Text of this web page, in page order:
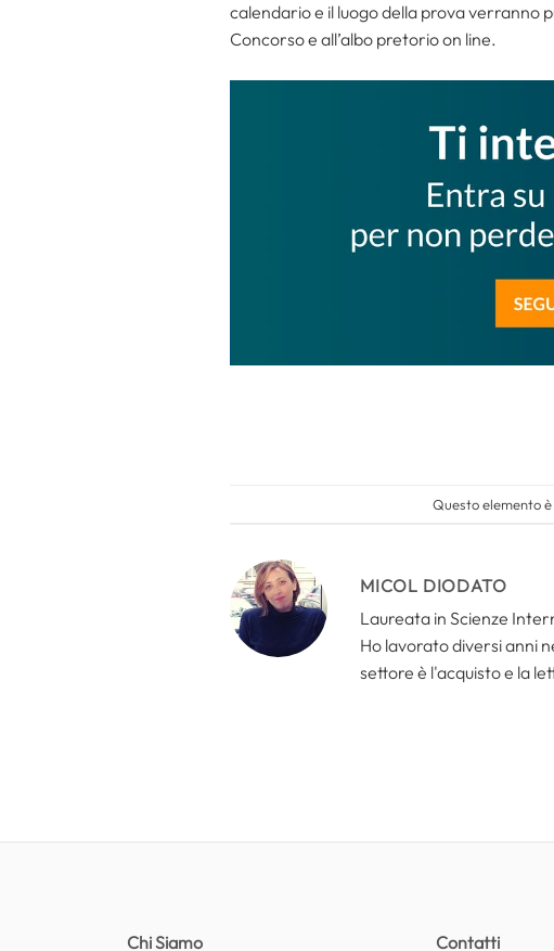
calendario e il luogo della prova verranno
Concorso e all’albo pretorio on line.
Questo elemento
MICOL DIODATO
Laureata in Scienze
Ho lavorato diversi anni
settore è l'acquisto e la
Chi Siamo Contatti